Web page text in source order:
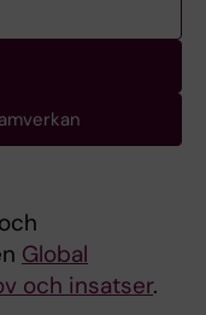
Global
och insatser.